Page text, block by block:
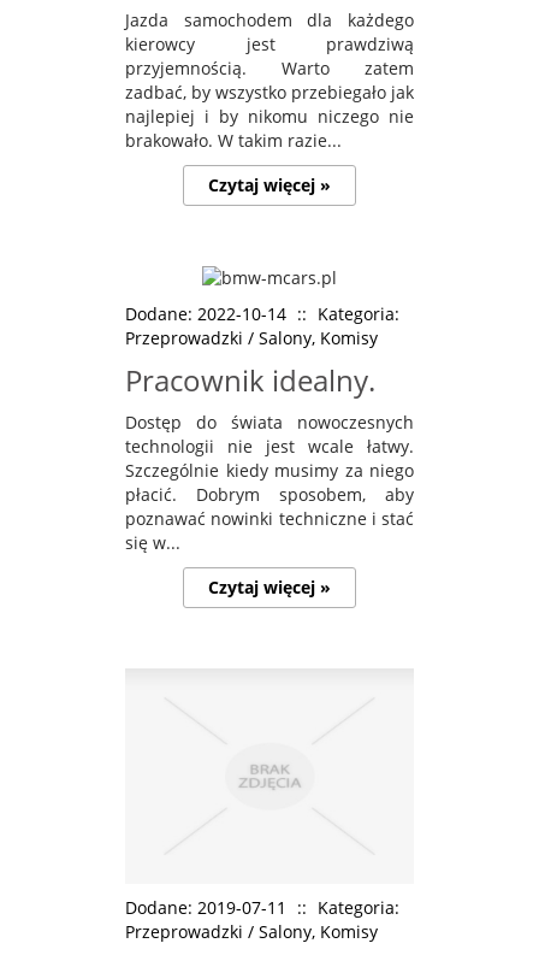
Jazda samochodem dla każdego
kierowcy jest prawdziwą
przyjemnością. Warto zatem
zadbać, by wszystko przebiegało jak
najlepiej i by nikomu niczego nie
brakowało. W takim razie...
Czytaj więcej »
Dodane: 2022-10-14 :: Kategoria:
Przeprowadzki / Salony, Komisy
Pracownik idealny.
Dostęp do świata nowoczesnych
technologii nie jest wcale łatwy.
Szczególnie kiedy musimy za niego
płacić. Dobrym sposobem, aby
poznawać nowinki techniczne i stać
się w...
Czytaj więcej »
Dodane: 2019-07-11 :: Kategoria:
Przeprowadzki / Salony, Komisy